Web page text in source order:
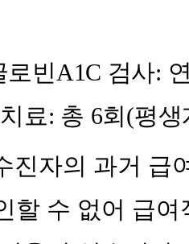
로빈A1C 검사:
료 : 총 6회 (평생
진자의 과거 급
할 수 없어 급여